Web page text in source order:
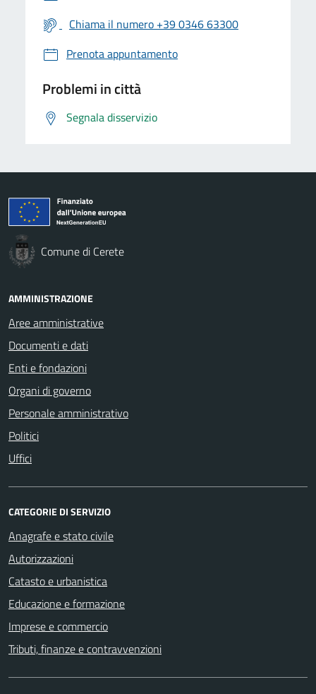
Chiama il numero +39 0346 63300
Prenota appuntamento
Problemi in città
Segnala disservizio
Comune di Cerete
AMMINISTRAZIONE
Aree amministrative
Documenti e dati
Enti e fondazioni
Organi di governo
Personale amministrativo
Politici
Uffici
CATEGORIE DI SERVIZIO
Anagrafe e stato civile
Autorizzazioni
Catasto e urbanistica
Educazione e formazione
Imprese e commercio
Tributi, finanze e contravvenzioni